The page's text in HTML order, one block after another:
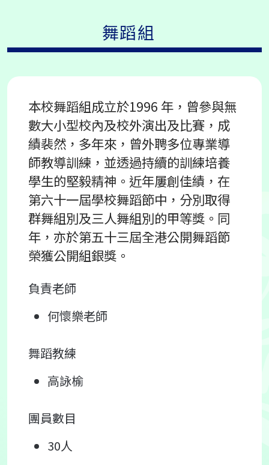
舞蹈組
本校舞蹈組成立於1996 年，曾參與無
數大小型校內及校外演出及比賽，成
績裴然，多年來，曾外聘多位專業導
師教導訓練，並透過持續的訓練培養
學生的堅毅精神。近年屢創佳績，在
第六十一屆學校舞蹈節中，分別取得
群舞組別及三人舞組別的甲等獎。同
年，亦於第五十三屆全港公開舞蹈節
榮獲公開組銀獎。
負責老師
何懷樂老師
舞蹈教練
高詠榆
團員數目
30人